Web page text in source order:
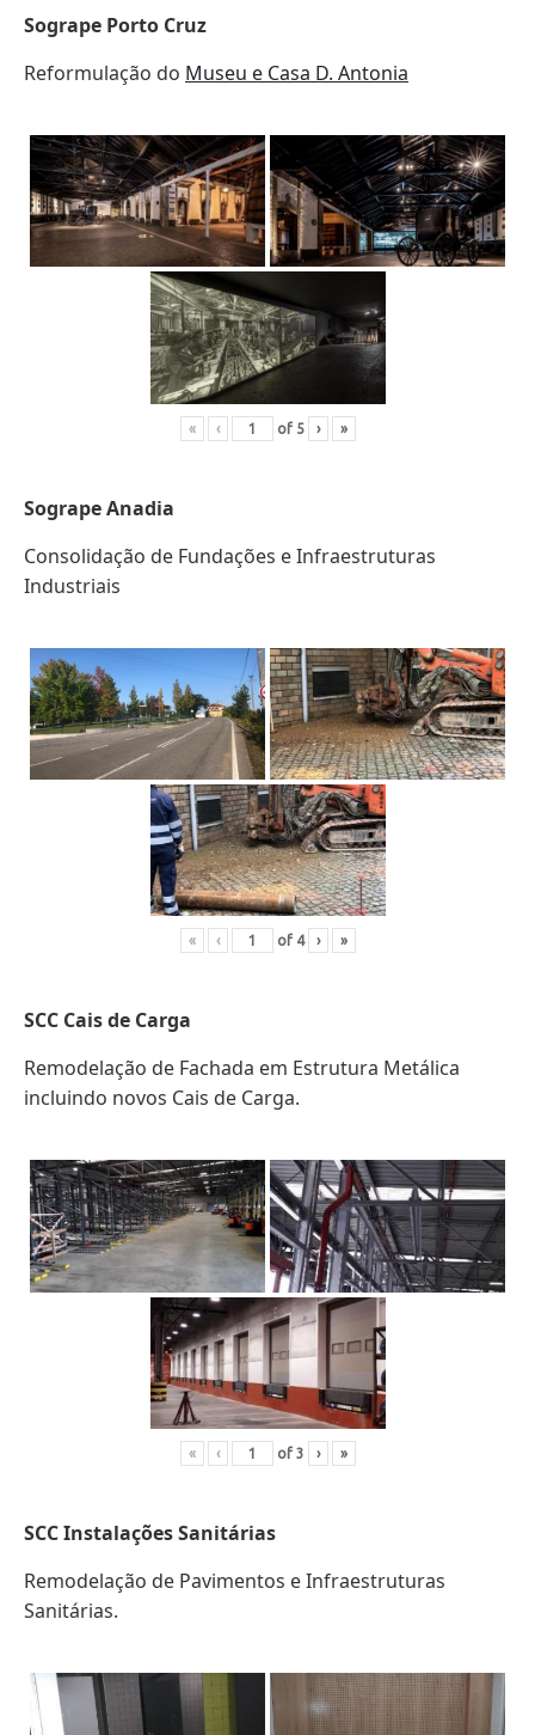
Sogrape Porto Cruz
Reformulação do Museu e Casa D. Antonia
« ‹ of 5 › »
Sogrape Anadia
Consolidação de Fundações e Infraestruturas
Industriais
« ‹ of 4 › »
SCC Cais de Carga
Remodelação de Fachada em Estrutura Metálica
incluindo novos Cais de Carga.
« ‹ of 3 › »
SCC Instalações Sanitárias
Remodelação de Pavimentos e Infraestruturas
Sanitárias.